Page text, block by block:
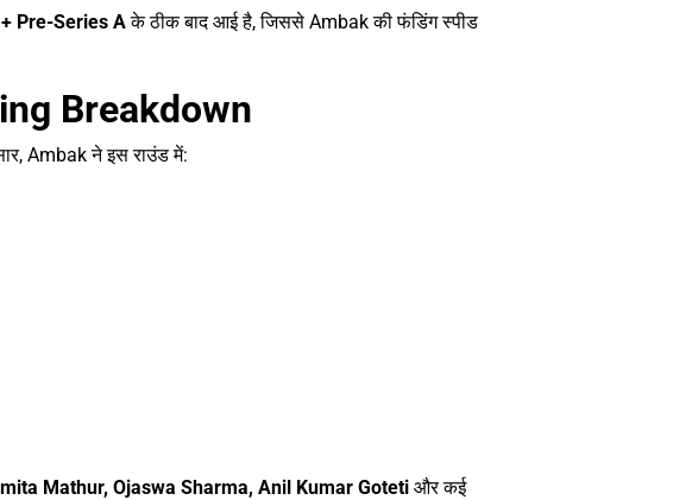
+ Pre-Series Aके ठीक बाद आई है, जिससे Ambak की फंडिंग स्पीड
Breakdown
Ambak ने इस राउंड में:
Mathur, Ojaswa Sharma, Anil Kumar Goteti और कई